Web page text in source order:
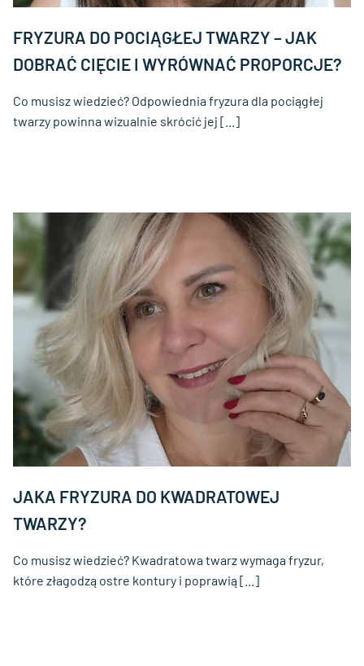
FRYZURA DO POCIĄGŁEJ TWARZY – JAK
DOBRAĆ CIĘCIE I WYRÓWNAĆ PROPORCJE?
Co musisz wiedzieć? Odpowiednia fryzura dla pociągłej
twarzy powinna wizualnie skrócić jej [...]
JAKA FRYZURA DO KWADRATOWEJ
TWARZY?
Co musisz wiedzieć? Kwadratowa twarz wymaga fryzur,
które złagodzą ostre kontury i poprawią [...]